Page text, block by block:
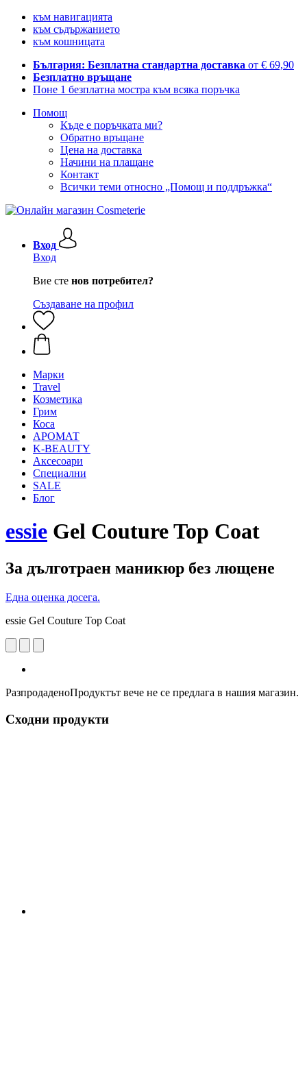
към навигацията
към съдържанието
към кошницата
България: Безплатна стандартна доставка от € 69,90
Безплатно връщане
Поне 1 безплатна мостра към всяка поръчка
Помощ
Къде е поръчката ми?
Обратно връщане
Цена на доставка
Начини на плащане
Контакт
Всички теми относно „Помощ и поддръжка“
Вход
Вход
Вие сте нов потребител?
Създаване на профил
Mарки
Travel
Козметика
Грим
Коса
АРОМАТ
K-BEAUTY
Аксесоари
Специални
SALE
Блог
essie Gel Couture Top Coat
За дълготраен маникюр без лющене
Една оценка досега.
essie Gel Couture Top Coat
РазпродаденоПродуктът вече не се предлага в нашия магазин.
Сходни продукти